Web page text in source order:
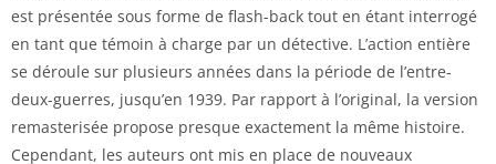
est présentée sous forme de flash-back tout en étant interrogé
en tant que témoin à charge par un détective. L’action entière
se déroule sur plusieurs années dans la période de l’entre-
deux-guerres, jusqu’en 1939. Par rapport à l’original, la version
remasterisée propose presque exactement la même histoire.
Cependant, les auteurs ont mis en place de nouveaux